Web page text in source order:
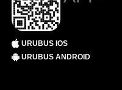
URUBUS IOS
URUBUS ANDROID